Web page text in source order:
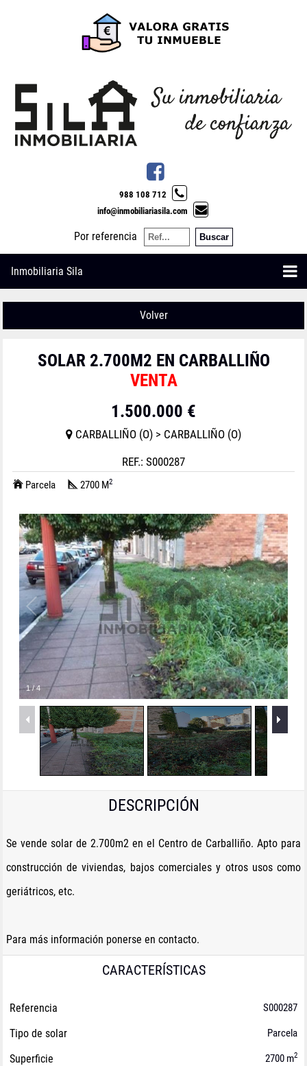
988 108 712
info@inmobiliariasila.com
Inmobiliaria Sila
Por referencia
Volver
SOLAR 2.700M2 EN CARBALLIÑO
VENTA
1.500.000 €
CARBALLIÑO (O) > CARBALLIÑO (O)
REF.: S000287
Parcela 2700 M2
1/4
DESCRIPCIÓN
Se vende solar de 2.700m2 en el Centro de Carballiño. Apto para
construcción de viviendas, bajos comerciales y otros usos como
geriátricos, etc.
Para más información ponerse en contacto.
CARACTERÍSTICAS
Referencia S000287
Tipo de solar Parcela
Superficie 2700 m2